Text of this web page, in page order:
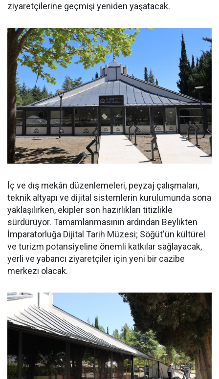
ziyaretçilerine geçmişi yeniden yaşatacak.
İç ve dış mekân düzenlemeleri, peyzaj çalışmaları,
teknik altyapı ve dijital sistemlerin kurulumunda sona
yaklaşılırken, ekipler son hazırlıkları titizlikle
sürdürüyor. Tamamlanmasının ardından Beylikten
İmparatorluğa Dijital Tarih Müzesi; Söğüt'ün kültürel
ve turizm potansiyeline önemli katkılar sağlayacak,
yerli ve yabancı ziyaretçiler için yeni bir cazibe
merkezi olacak.